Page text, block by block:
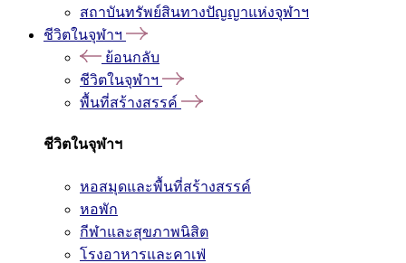
สถาบันทรัพย์สินทางปัญญาแห่งจุฬาฯ
ชีวิตในจุฬาฯ
ย้อนกลับ
ชีวิตในจุฬาฯ
พื้นที่สร้างสรรค์
ชีวิตในจุฬาฯ
หอสมุดและพื้นที่สร้างสรรค์
หอพัก
กีฬาและสุขภาพนิสิต
โรงอาหารและคาเฟ่